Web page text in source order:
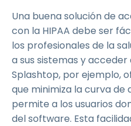
Una buena solución de
con la HIPAA debe ser
los profesionales de la
a sus sistemas y
Splashtop, por ejemplo,
que minimiza la curva de
permite a los usuarios
del software. Esta